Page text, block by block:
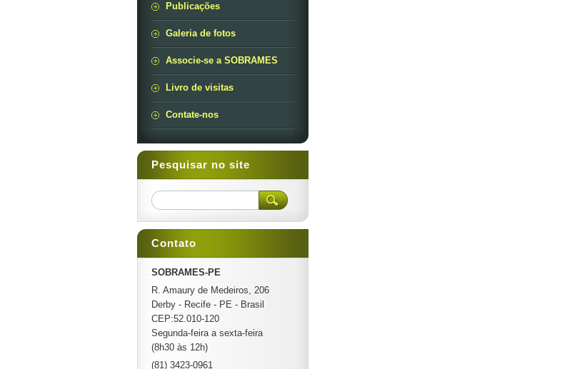
Publicações
Galeria de fotos
Associe-se a SOBRAMES
Livro de visitas
Contate-nos
Pesquisar no site
Contato
SOBRAMES-PE
R. Amaury de Medeiros, 206
Derby - Recife - PE - Brasil
CEP:52.010-120
Segunda-feira a sexta-feira
(8h30 às 12h)
(81) 3423-0961